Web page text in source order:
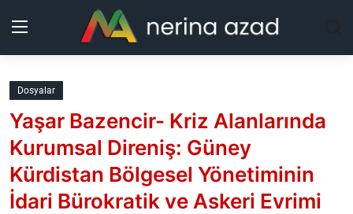
Kurdistan
Bölgeler
Yaşam
Güncel
Dosyalar
Yaşar Bazencir- Kriz Alanlarında
Kurumsal Direniş: Güney
Kürdistan Bölgesel Yönetiminin
İdari Bürokratik ve Askeri Evrimi